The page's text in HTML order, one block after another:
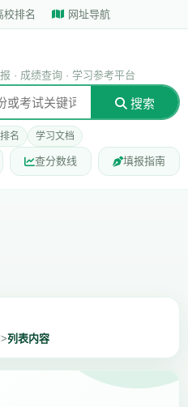
校排名 网址导航
· 成绩查询 · 学习参考平台
搜索
名 学习文档
查分数线 填报指南
>列表内容